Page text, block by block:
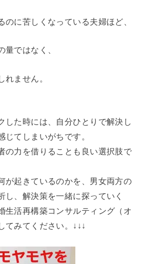
のに苦しくなっている夫婦ほど、
量ではなく、
れません。
した時には、自分ひとりで解決し
じてしまいがちです。
の力を借りることも良い選択肢で
が起きているのかを、男女両方の
し、解決策を一緒に探っていく
生活再構築コンサルティング（オ
てみてください。↓↓↓